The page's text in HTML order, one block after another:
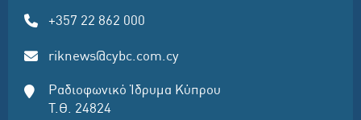
+357 22 862 000
riknews@cybc.com.cy
Ραδιοφωνικό Ίδρυμα Κύπρου
Τ.Θ. 24824